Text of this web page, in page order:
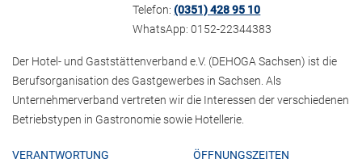
Telefon:(0351) 428 95 10
WhatsApp: 0152-22344383
Der Hotel- und Gaststättenverband e.V. (DEHOGA Sachsen) ist die
Berufsorganisation des Gastgewerbes in Sachsen. Als
Unternehmerverband vertreten wir die Interessen der verschiedenen
Betriebstypen in Gastronomie sowie Hotellerie.
VERANTWORTUNG ÖFFNUNGSZEITEN